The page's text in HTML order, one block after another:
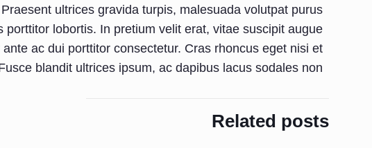
ultrices gravida turpis, malesuada volutpat purus
lobortis. In pretium velit erat, vitae suscipit augue
ac dui porttitor consectetur. Cras rhoncus eget nisi et
blandit ultrices ipsum, ac dapibus lacus sodales non.
Related posts